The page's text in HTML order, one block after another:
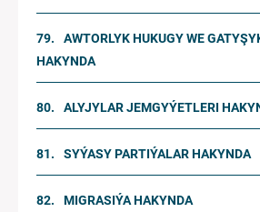
AWTORLYK HUKUGY WE
HAKYNDA
ALYJYLAR JEMGYÝETLERI
SYÝASY PARTIÝALAR HAKYNDA
MIGRASIÝA HAKYNDA